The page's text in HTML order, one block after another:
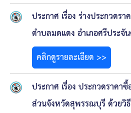
ประวัตินายก
รายการ อบจ.สัมพันธ์
กิจกรรม
ข่าวประชาสัมพันธ์
ประกาศ เรื่อง ร่างประกวด
ตำบลมดแดง อำเภอศรีประ
คลิกดูรายละเอียด >>
ประกาศ เรื่อง ประกวดราคา
ส่วนจังหวัดสุพรรณบุรี ด้วยวิ